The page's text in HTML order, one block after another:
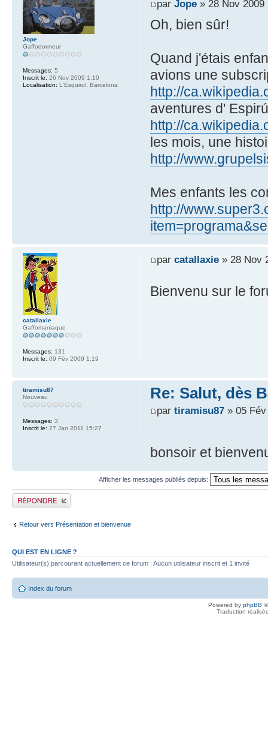
par Jope» 28 Nov 2009
Oh, bien sûr!
Quand j'étais
avions une
http://
aventures d'
http://
les mois, une
http://
Mes enfants les
http://
Jope
Gaffodormeur
Messages: 5
Inscrit le: 26 Nov 2009 1:10
Localisation: L'Esquirol, Barcelona
par catallaxie» 28 Nov
Bienvenu sur le
catallaxie
Gaffomaniaque
Messages: 131
Inscrit le: 09 Fév 2009 1:19
Re: Salut, dès
par tiramisu87» 05 Fév
bonsoir et
tiramisu87
Nouveau
Messages: 3
Inscrit le: 27 Jan 2011 15:27
Afficher les messages publiés depuis:
Publier une réponse
Retour vers Présentation et bienvenue
QUI EST EN LIGNE ?
Utilisateur(s) parcourant actuellement ce forum : Aucun utilisateur inscrit et 1 invité
Index du forum
Powered by phpBB
Traduction